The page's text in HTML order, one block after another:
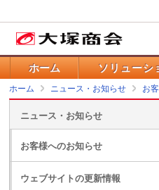
ホーム ソリューシ
ホーム ニュース・お知らせ お
ニュース・お知らせ
お客様へのお知らせ
ウェブサイトの更新情報